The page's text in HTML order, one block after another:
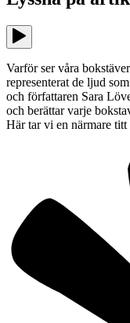
Varför ser våra
representerat de ljud
och författaren Sara
och berättar varje
Här tar vi en närmare titt